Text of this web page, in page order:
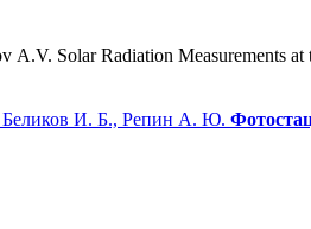
Solar Radiation Measurements at
И. Б., Репин А. Ю.